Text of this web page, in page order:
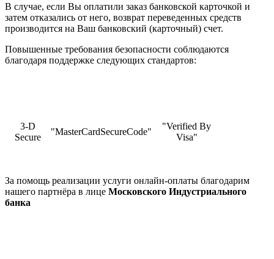
В случае, если Вы оплатили заказ банковской карточкой и
затем отказались от него, возврат переведенных средств
производится на Ваш банковский (карточный) счет.
Повышенные требования безопасности соблюдаются
благодаря поддержке следующих стандартов:
3-D
Secure
"MasterCardSecureCode"
"Verified By
Visa"
За помощь реализации услуги онлайн-оплаты благодарим
нашего партнёра в лице Московского Индустриального
банка